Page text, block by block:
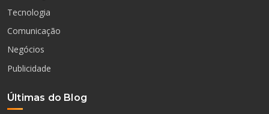
Tecnologia
Comunicação
Negócios
Publicidade
Últimas do Blog